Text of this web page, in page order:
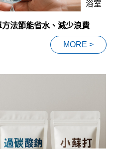
浴室
法節能省水、減少浪費
MORE >